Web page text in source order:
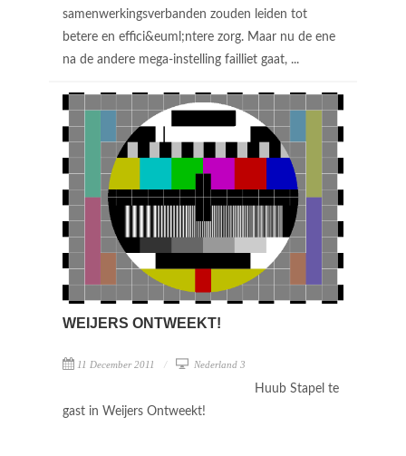
samenwerkingsverbanden zouden leiden tot
betere en effici&euml;ntere zorg. Maar nu de ene
na de andere mega-instelling failliet gaat, ...
WEIJERS ONTWEEKT!
11 December 2011 Nederland 3
Huub Stapel te
gast in Weijers Ontweekt!